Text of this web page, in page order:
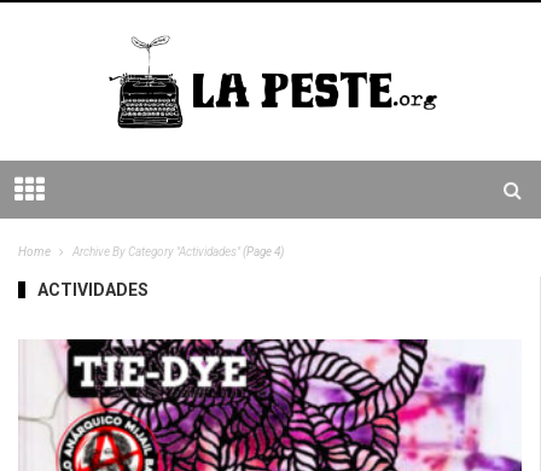
Home Archive By Category "Actividades"(Page 4)
ACTIVIDADES